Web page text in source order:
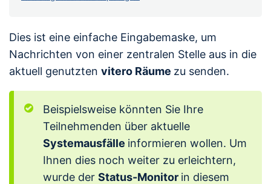
Dies ist eine einfache Eingabemaske, um
Nachrichten von einer zentralen Stelle aus in die
aktuell genutzten vitero Räume zu senden.
Beispielsweise könnten Sie Ihre
Teilnehmenden über aktuelle
Systemausfälle informieren wollen. Um
Ihnen dies noch weiter zu erleichtern,
wurde der Status-Monitor in diesem